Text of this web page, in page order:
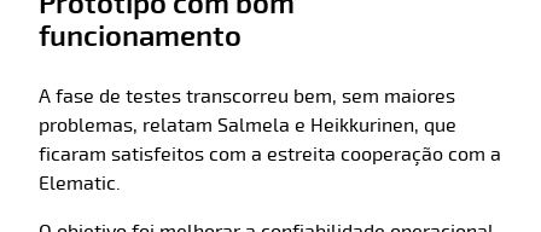
funcionamento
A fase de testes transcorreu bem, sem maiores
problemas, relatam Salmela e Heikkurinen, que
ficaram satisfeitos com a estreita cooperação com a
Elematic.